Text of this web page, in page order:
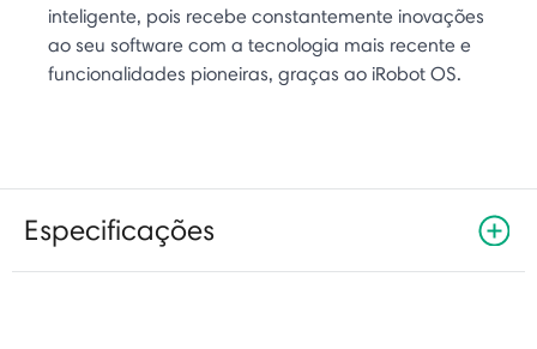
inteligente, pois recebe constantemente inovações
ao seu software com a tecnologia mais recente e
funcionalidades pioneiras, graças ao iRobot OS.
Especificações